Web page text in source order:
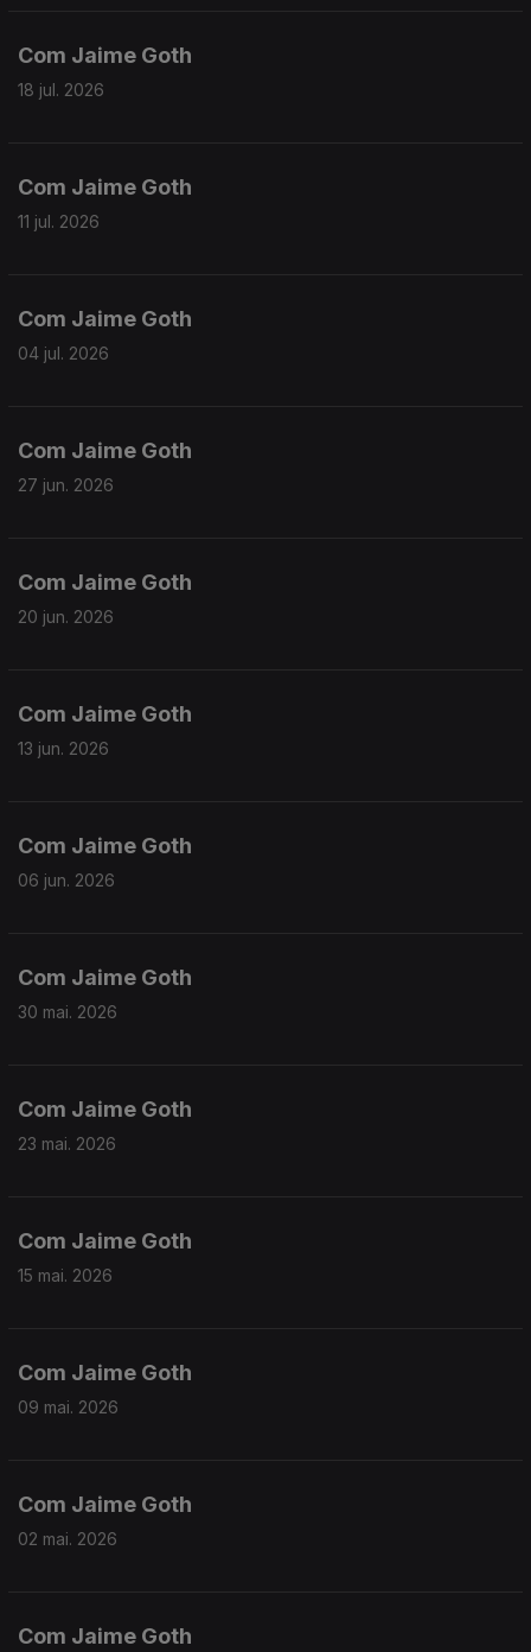
Com Jaime Goth
18 jul. 2026
Com Jaime Goth
11 jul. 2026
Com Jaime Goth
04 jul. 2026
Com Jaime Goth
27 jun. 2026
Com Jaime Goth
20 jun. 2026
Com Jaime Goth
13 jun. 2026
Com Jaime Goth
06 jun. 2026
Com Jaime Goth
30 mai. 2026
Com Jaime Goth
23 mai. 2026
Com Jaime Goth
15 mai. 2026
Com Jaime Goth
09 mai. 2026
Com Jaime Goth
02 mai. 2026
Com Jaime Goth